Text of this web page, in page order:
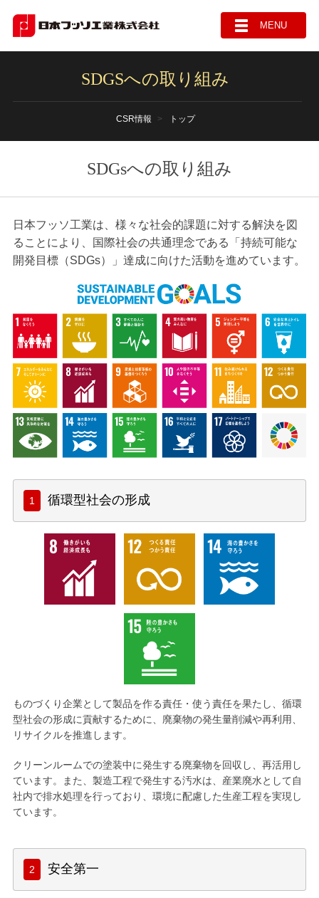
MENU
SDGSへの取り組み
CSR情報 トップ
SDGsへの取り組み
日本フッソ工業は、様々な社会的課題に対する解決を図
ることにより、国際社会の共通理念である「持続可能な
開発目標（SDGs）」達成に向けた活動を進めています。
循環型社会の形成
ものづくり企業として製品を作る責任・使う責任を果たし、循環
型社会の形成に貢献するために、廃棄物の発生量削減や再利用、
リサイクルを推進します。
クリーンルームでの塗装中に発生する廃棄物を回収し、再活用し
ています。また、製造工程で発生する汚水は、産業廃水として自
社内で排水処理を行っており、環境に配慮した生産工程を実現し
ています。
安全第一